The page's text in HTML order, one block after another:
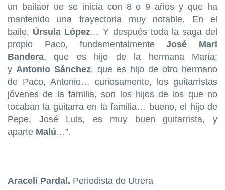
un bailaor ue se inicia con 8 o 9 años y que ha
mantenido una trayectoria muy notable. En el
baile, Úrsula López… Y después toda la saga del
propio Paco, fundamentalmenteJosé Mari
Bandera, que es hijo de la hermana María;
y Antonio Sánchez, que es hijo de otro hermano
de Paco, Antonio… curiosamente, los guitarristas
jóvenes de la familia, son los hijos de los que no
tocaban la guitarra en la familia… bueno, el hijo de
Pepe, José Luis, es muy buen guitarrista, y
aparte Malú…”.
Araceli Pardal. Periodista de Utrera